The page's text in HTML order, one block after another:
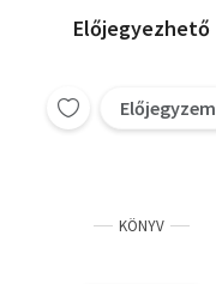
Előjegyezhető
Előjegyzem
KÖNYV